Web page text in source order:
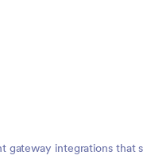
integrations that